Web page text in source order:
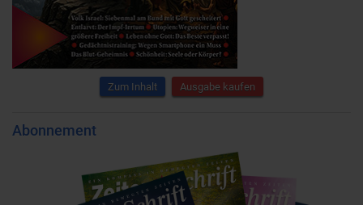
Zum Inhalt Ausgabe kaufen
Abonnement